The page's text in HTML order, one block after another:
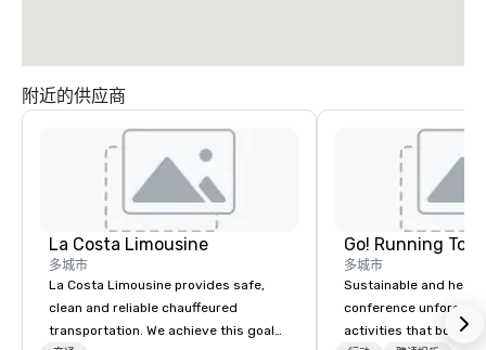
附近的供应商
La Costa Limousine
多城市
La Costa Limousine provides safe,
clean and reliable chauffeured
transportation. We achieve this goal
Go! Running
多城市
Sustainable and
conference
activities that boost